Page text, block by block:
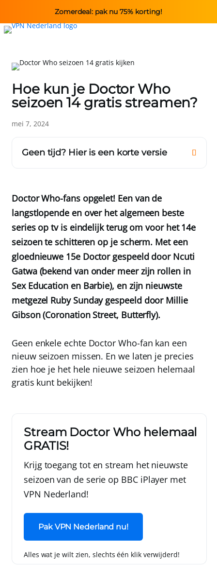
Zomerdeal: pak nu 75% korting!
Hoe kun je Doctor Who
seizoen 14 gratis streamen?
mei 7, 2024
Geen tijd? Hier is een korte versie
Doctor Who-fans opgelet! Een van de
langstlopende en over het algemeen beste
series op tv is eindelijk terug om voor het 14e
seizoen te schitteren op je scherm. Met een
gloednieuwe 15e Doctor gespeeld door Ncuti
Gatwa (bekend van onder meer zijn rollen in
Sex Education en Barbie), en zijn nieuwste
metgezel Ruby Sunday gespeeld door Millie
Gibson (Coronation Street, Butterfly).
Geen enkele echte Doctor Who-fan kan een
nieuw seizoen missen. En we laten je precies
zien hoe je het hele nieuwe seizoen helemaal
gratis kunt bekijken!
Stream Doctor Who helemaal
GRATIS!
Krijg toegang tot en stream het nieuwste
seizoen van de serie op BBC iPlayer met
VPN Nederland!
Pak VPN Nederland nu!
Alles wat je wilt zien, slechts één klik verwijderd!